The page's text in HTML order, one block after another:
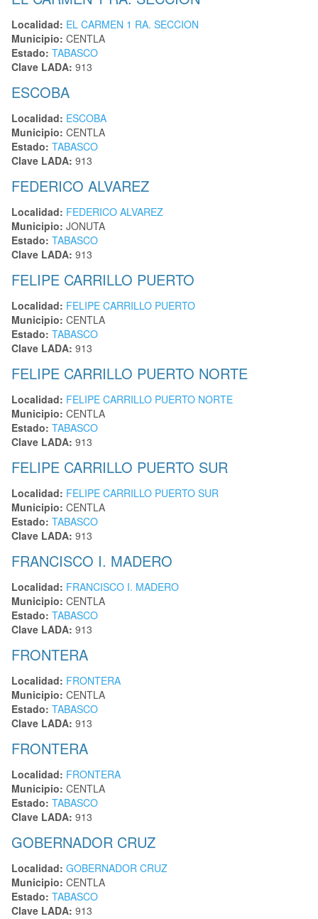
Localidad: EL CARMEN 1 RA. SECCION
Municipio: CENTLA
Estado: TABASCO
Clave LADA: 913
ESCOBA
Localidad: ESCOBA
Municipio: CENTLA
Estado: TABASCO
Clave LADA: 913
FEDERICO ALVAREZ
Localidad: FEDERICO ALVAREZ
Municipio: JONUTA
Estado: TABASCO
Clave LADA: 913
FELIPE CARRILLO PUERTO
Localidad: FELIPE CARRILLO PUERTO
Municipio: CENTLA
Estado: TABASCO
Clave LADA: 913
FELIPE CARRILLO PUERTO NORTE
Localidad: FELIPE CARRILLO PUERTO NORTE
Municipio: CENTLA
Estado: TABASCO
Clave LADA: 913
FELIPE CARRILLO PUERTO SUR
Localidad: FELIPE CARRILLO PUERTO SUR
Municipio: CENTLA
Estado: TABASCO
Clave LADA: 913
FRANCISCO I. MADERO
Localidad: FRANCISCO I. MADERO
Municipio: CENTLA
Estado: TABASCO
Clave LADA: 913
FRONTERA
Localidad: FRONTERA
Municipio: CENTLA
Estado: TABASCO
Clave LADA: 913
FRONTERA
Localidad: FRONTERA
Municipio: CENTLA
Estado: TABASCO
Clave LADA: 913
GOBERNADOR CRUZ
Localidad: GOBERNADOR CRUZ
Municipio: CENTLA
Estado: TABASCO
Clave LADA: 913